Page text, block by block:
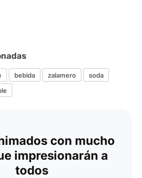
bebida zalamero
soda
con mucho
impresionarán a
todos